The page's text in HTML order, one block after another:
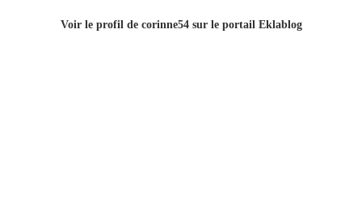
Voir le profil de corinne54sur le portail Eklablog